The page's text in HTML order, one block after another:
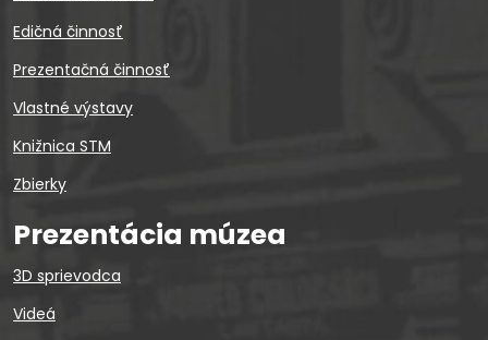
Edičná činnosť
Prezentačná činnosť
Vlastné výstavy
Knižnica STM
Zbierky
Prezentácia múzea
3D sprievodca
Videá